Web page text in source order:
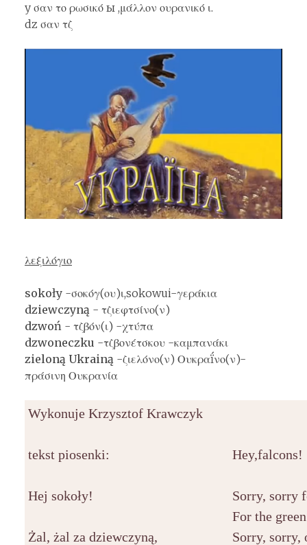
y σαν το ρωσικό ы ,μάλλον ουρανικό ι.
dz σαν τζ
λεξιλόγιο
sokoły -σοκόγ(ου)ι,sokowui-γεράκια
dziewczyną - τζιεφτσίνο(ν)
dzwoń - τζβόν(ι) -χτύπα
dzwoneczku -τζβονέτσκου -καμπανάκι
zieloną Ukrainą -ζιελόνο(ν) Ουκραḯνο(ν)-
πράσινη Ουκρανία
Wykonuje Krzysztof Krawczyk
tekst piosenki:
Hej sokoły!
Żal, żal za dziewczyną,
Hey,falcons!
Sorry, sorry
For the
Sorry, sorry,